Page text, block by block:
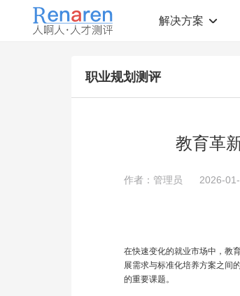
解决方案
测评解决方案
人才盘点
员工生涯规划 360°在线
人才测评产品
青年干部
人才测评工具 AI招聘测
职业规划测评
教育革
作者：管理员 2026-
在快速变化的就业市场中，教
展需求与标准化培养方案之间
的重要课题。